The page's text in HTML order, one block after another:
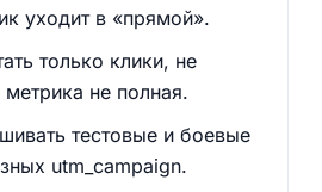
уходит в «прямой».
только клики, не
не полная.
тестовые и боевые
utm_campaign.